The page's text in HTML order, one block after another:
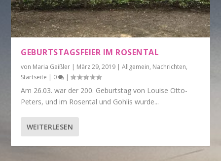
GEBURTSTAGSFEIER IM ROSENTAL
von Maria Geißler | März 29, 2019 |Allgemein, Nachrichten,
Startseite | 0 |
Am 26.03. war der 200. Geburtstag von Louise Otto-
Peters, und im Rosental und Gohlis wurde...
WEITERLESEN